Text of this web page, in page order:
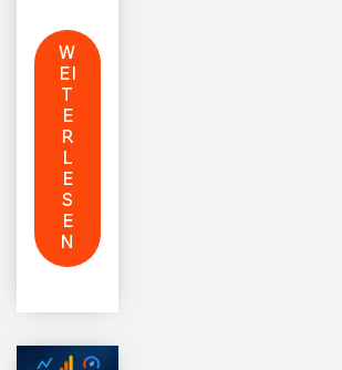
W
EI
T
E
R
L
E
S
E
N